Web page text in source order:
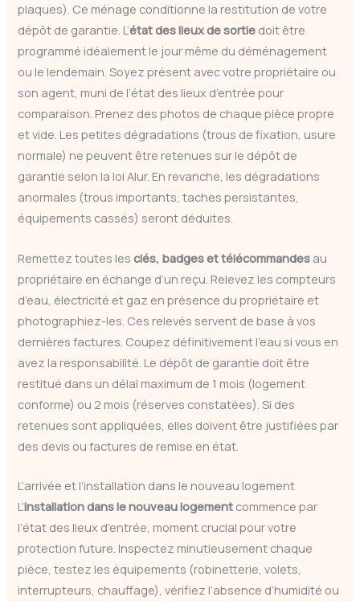
plaques). Ce ménage conditionne la restitution de votre
dépôt de garantie. L’état des lieux de sortie doit être
programmé idéalement le jour même du déménagement
ou le lendemain. Soyez présent avec votre propriétaire ou
son agent, muni de l’état des lieux d’entrée pour
comparaison. Prenez des photos de chaque pièce propre
et vide. Les petites dégradations (trous de fixation, usure
normale) ne peuvent être retenues sur le dépôt de
garantie selon la loi Alur. En revanche, les dégradations
anormales (trous importants, taches persistantes,
équipements cassés) seront déduites.
Remettez toutes lesclés, badges et télécommandes au
propriétaire en échange d’un reçu. Relevez les compteurs
d’eau, électricité et gaz en présence du propriétaire et
photographiez-les. Ces relevés servent de base à vos
dernières factures. Coupez définitivement l’eau si vous en
avez la responsabilité. Le dépôt de garantie doit être
restitué dans un délai maximum de 1 mois (logement
conforme) ou 2 mois (réserves constatées). Si des
retenues sont appliquées, elles doivent être justifiées par
des devis ou factures de remise en état.
L’arrivée et l’installation dans le nouveau logement
L’installation dans le nouveau logement commence par
l’état des lieux d’entrée, moment crucial pour votre
protection future. Inspectez minutieusement chaque
pièce, testez les équipements (robinetterie, volets,
interrupteurs, chauffage), vérifiez l’absence d’humidité ou